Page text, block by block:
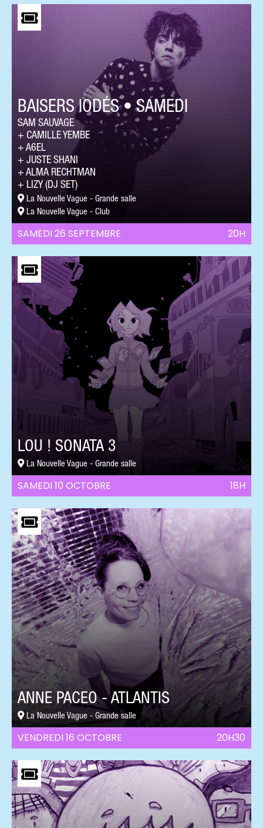
SAMEDI 26 SEPTEMBRE 20H
BAISERS IODÉS • SAMEDI
SAM SAUVAGE
CAMILLE YEMBE
A6EL
JUSTE SHANI
ALMA RECHTMAN
LIZY (DJ SET)
La Nouvelle Vague - Grande salle
La Nouvelle Vague - Club
SAMEDI 10 OCTOBRE 18H
LOU ! SONATA 3
La Nouvelle Vague - Grande salle
VENDREDI 16 OCTOBRE 20H30
ANNE PACEO - ATLANTIS
La Nouvelle Vague - Grande salle